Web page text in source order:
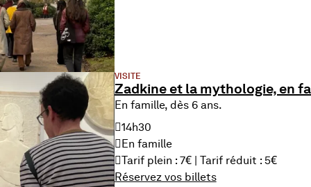
VISITE
Zadkine et la mythologie, en
En famille, dès 6 ans.
14h30
En famille
Tarif plein : 7€ | Tarif réduit : 5€
Réservez vos billets